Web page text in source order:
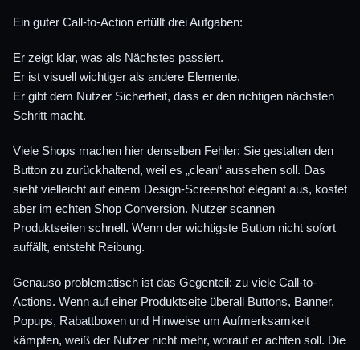
Ein guter Call-to-Action erfüllt drei Aufgaben:
Er zeigt klar, was als Nächstes passiert.
Er ist visuell wichtiger als andere Elemente.
Er gibt dem Nutzer Sicherheit, dass er den richtigen nächsten
Schritt macht.
Viele Shops machen hier denselben Fehler: Sie gestalten den
Button zu zurückhaltend, weil es „clean“ aussehen soll. Das
sieht vielleicht auf einem Design-Screenshot elegant aus, kostet
aber im echten Shop Conversion. Nutzer scannen
Produktseiten schnell. Wenn der wichtigste Button nicht sofort
auffällt, entsteht Reibung.
Genauso problematisch ist das Gegenteil: zu viele Call-to-
Actions. Wenn auf einer Produktseite überall Buttons, Banner,
Popups, Rabattboxen und Hinweise um Aufmerksamkeit
kämpfen, weiß der Nutzer nicht mehr, worauf er achten soll. Die